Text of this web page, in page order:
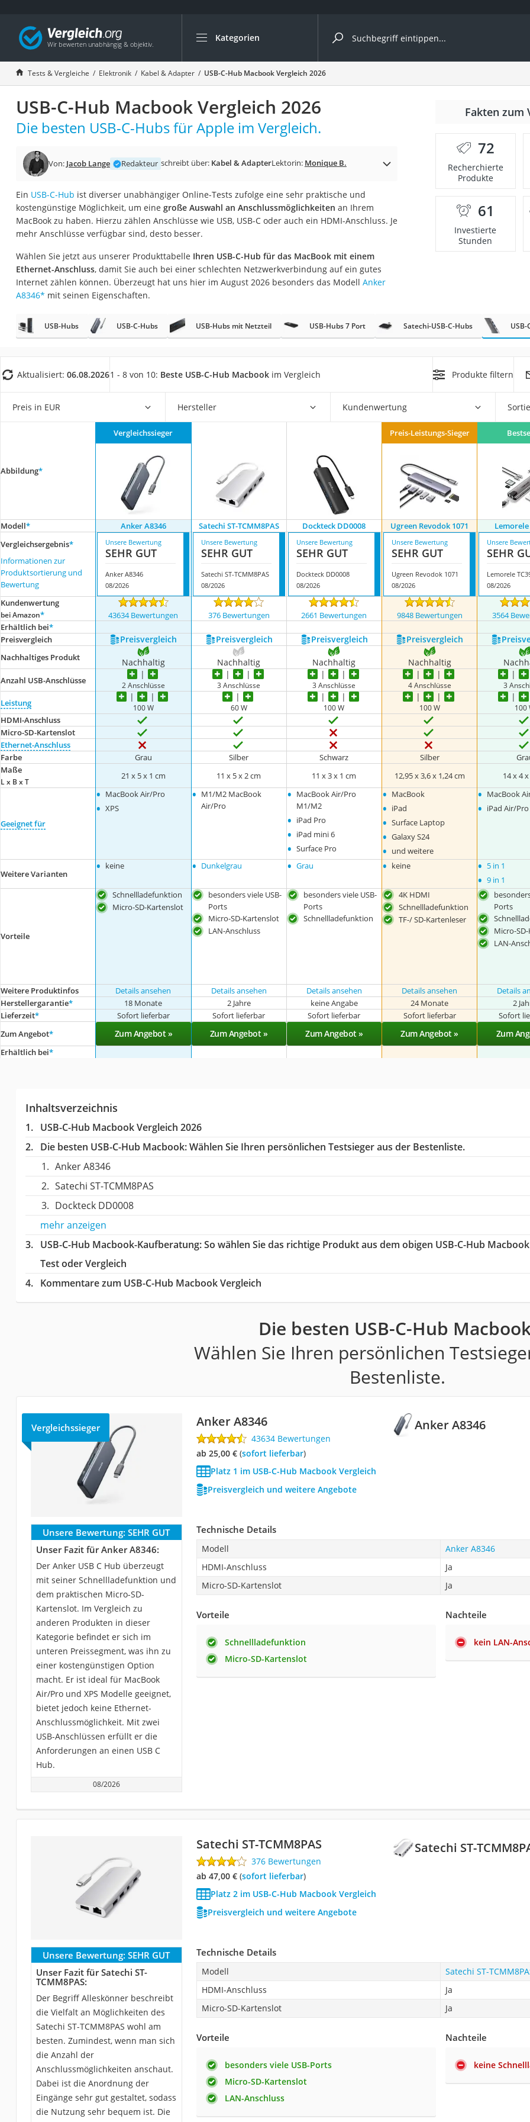
Kategorien
Die beliebtesten Vergleiche nach Kategorie
Elektronik
Powerstation
Monitor 32 Zoll 4K
Fernseher
Drucker
Desktop-PC
Diascanner
Laser-Multifunktionsdrucker
Powerline-Adapter
Powerstation mit Solarpanel
Gaming-PC
Satellitenschüssel
Schnurloses Telefon
Ladekabel Typ 2 Schuko
Lichtwecker
Acer Aspire
Tests & Vergleiche Elektronik Kabel & Adapter USB-C-Hub Macbook Vergleich 2026
USB-C-Hub Macbook Vergleich 2026
Die besten USB-C-Hubs für Apple im Vergleich.
Von: Jacob Lange Redakteur schreibt über: Kabel & AdapterLektorin: Monique B.
Ein USB-C-Hub ist diverser unabhängiger Online-Tests zufolge eine sehr praktische und
kostengünstige Möglichkeit, um eine große Auswahl an Anschlussmöglichkeiten an Ihrem
MacBook zu haben. Hierzu zählen Anschlüsse wie USB, USB-C oder auch ein HDMI-Anschluss. Je
mehr Anschlüsse verfügbar sind, desto besser.
Wählen Sie jetzt aus unserer Produkttabelle Ihren USB-C-Hub für das MacBook mit einem
Ethernet-Anschluss, damit Sie auch bei einer schlechten Netzwerkverbindung auf ein gutes
Internet zählen können. Überzeugt hat uns hier im August 2026 besonders das Modell Anker
A8346* mit seinen Eigenschaften.
Fakten zum
72
Recherchierte
Produkte
61
Investierte
Stunden
USB-Hubs USB-C-Hubs USB-Hubs mit Netzteil USB-Hubs 7 Port Satechi-USB-C-Hubs
Aktualisiert: 06.08.20261 - 8 von 10: Beste USB-C-Hub Macbook im Vergleich Produkte filtern
Preis in EUR Hersteller Kundenwertung
Abbildung*
Vergleichssieger Preis-Leistungs-Sieger
Modell* Anker A8346 Satechi ST-TCMM8PAS Dockteck DD0008 Ugreen Revodok 1071 Lemorele
Vergleichsergebnis*
Informationen zur
Produktsortierung und
Bewertung
Unsere Bewertung
SEHR GUT
Anker A8346
08/2026
Unsere Bewertung
SEHR GUT
Satechi ST-TCMM8PAS
08/2026
Unsere Bewertung
SEHR GUT
Dockteck DD0008
08/2026
Unsere Bewertung
SEHR GUT
Ugreen Revodok 1071
08/2026
Unsere
SEHR
Lemorele
08/2026
Kundenwertung
bei Amazon* 43634 Bewertungen 376 Bewertungen 2661 Bewertungen 9848 Bewertungen 3564
Erhältlich bei*
Preis­vergleich
Preis­vergleich Preis­vergleich Preis­vergleich Preis­vergleich
Nachhaltiges Produkt Nachhaltig Nachhaltig Nachhaltig Nachhaltig
Anzahl USB-Anschlüsse 2 Anschlüsse 3 Anschlüsse 3 Anschlüsse 4 Anschlüsse 3
Leistung 100 W 60 W 100 W 100 W 100
HDMI-Anschluss
Micro-SD-Kartenslot
Ethernet-Anschluss
Farbe
Grau Silber Schwarz Silber
Maße
L x B x T
21 x 5 x 1 cm 11 x 5 x 2 cm 11 x 3 x 1 cm 12,95 x 3,6 x 1,24 cm 14 x 4
Geeignet für
• MacBook Air/Pro
• XPS
• M1/M2 MacBook
Air/Pro
• MacBook Air/Pro
M1/M2
• iPad Pro
• iPad mini 6
• Surface Pro
• MacBook
• iPad
• Surface Laptop
• Galaxy S24
• und weitere
• MacBook
• iPad Air/Pro
Weitere Varianten • keine • Dunkelgrau • Grau • keine • 5 in 1
• 9 in 1
Vorteile
Schnellladefunktion
Micro-SD-Kartenslot
besonders viele USB-
Ports
Micro-SD-Kartenslot
LAN-Anschluss
besonders viele USB-
Ports
Schnellladefunktion
4K HDMI
Schnellladefunktion
TF-/ SD-Kartenleser
Ports
Micro-
LAN-
Weitere Produktinfos
Details ansehen Details ansehen Details ansehen Details ansehen Details
Herstellergarantie* 18 Monate 2 Jahre keine Angabe 24 Monate 2
Lieferzeit* Sofort lieferbar Sofort lieferbar Sofort lieferbar Sofort lieferbar Sofort
Zum Angebot* Zum Angebot » Zum Angebot » Zum Angebot » Zum Angebot » Zum
Erhältlich bei*
Inhaltsverzeichnis
USB-C-Hub Macbook Vergleich 2026
Die besten USB-C-Hub Macbook:Wählen Sie Ihren persönlichen Testsieger aus der Bestenliste.
Anker A8346
Satechi ST-TCMM8PAS
Dockteck DD0008
mehr anzeigen
USB-C-Hub Macbook-Kaufberatung: So wählen Sie das richtige Produkt aus dem obigen USB-C-Hub Macbook
Test oder Vergleich
Kommentare zum USB-C-Hub Macbook Vergleich
Die besten USB-C-Hub
Wählen Sie Ihren persönlichen
Bestenliste.
Anker A8346
Vergleichssieger Anker A8346
43634 Bewertungen
ab 25,00 €( Sofort lieferbar)
Platz 1 im USB-C-Hub Macbook Vergleich
Preisvergleich und weitere Angebote
Unsere Bewertung: SEHR GUT
Unser Fazit für Anker A8346:
Der Anker USB C Hub überzeugt
mit seiner Schnellladefunktion und
dem praktischen Micro-SD-
Kartenslot. Im Vergleich zu
anderen Produkten in dieser
Kategorie befindet er sich im
unteren Preissegment, was ihn zu
einer kostengünstigen Option
macht. Er ist ideal für MacBook
Air/Pro und XPS Modelle geeignet,
bietet jedoch keine Ethernet-
Anschlussmöglichkeit. Mit zwei
USB-Anschlüssen erfüllt er die
Anforderungen an einen USB C
Hub.
08/2026
Technische Details
Modell
Anker A8346
HDMI-Anschluss
Ja
Micro-SD-Kartenslot
Ja
Vorteile
Schnellladefunktion
Micro-SD-Kartenslot
Nachteile
kein LAN-
Satechi ST-
Satechi ST-TCMM8PAS
376 Bewertungen
ab 47,00 €( Sofort lieferbar)
Platz 2 im USB-C-Hub Macbook Vergleich
Preisvergleich und weitere Angebote
Unsere Bewertung: SEHR GUT
Unser Fazit für Satechi ST-
TCMM8PAS:
Der Begriff Alleskönner beschreibt
die Vielfalt an Möglichkeiten des
Satechi ST-TCMM8PAS wohl am
besten. Zumindest, wenn man sich
die Anzahl der
Anschlussmöglichkeiten anschaut.
Dabei ist die Anordnung der
Eingänge sehr gut gestaltet, sodass
die Nutzung sehr bequem ist. Die
Technische Details
Modell
Satechi ST-
HDMI-Anschluss
Ja
Micro-SD-Kartenslot
Ja
Vorteile
besonders viele USB-Ports
Micro-SD-Kartenslot
LAN-Anschluss
Nachteile
keine